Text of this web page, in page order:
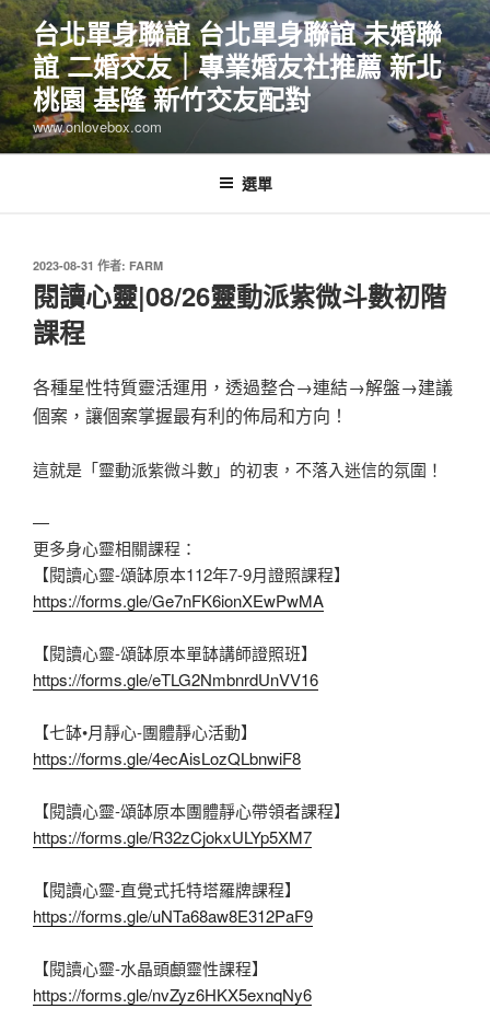
跳
至
主
要
內
容
台北單身聯誼 台北單身聯誼 未婚聯
誼 二婚交友｜專業婚友社推薦 新北
桃園 基隆 新竹交友配對
www.onlovebox.com
選單
發
佈
於
2023-08-31 作者: FARM
閱讀心靈|08/26靈動派紫微斗數初階
課程
各種星性特質靈活運用，透過整合→連結→解盤→建議
個案，讓個案掌握最有利的佈局和方向！
這就是「靈動派紫微斗數」的初衷，不落入迷信的氛圍！
—
更多身心靈相關課程：
【閱讀心靈-頌缽原本112年7-9月證照課程】
https://forms.gle/Ge7nFK6ionXEwPwMA
【閱讀心靈-頌缽原本單缽講師證照班】
https://forms.gle/eTLG2NmbnrdUnVV16
【七缽•月靜心-團體靜心活動】
https://forms.gle/4ecAisLozQLbnwiF8
【閱讀心靈-頌缽原本團體靜心帶領者課程】
https://forms.gle/R32zCjokxULYp5XM7
【閱讀心靈-直覺式托特塔羅牌課程】
https://forms.gle/uNTa68aw8E312PaF9
【閱讀心靈-水晶頭顱靈性課程】
https://forms.gle/nvZyz6HKX5exnqNy6